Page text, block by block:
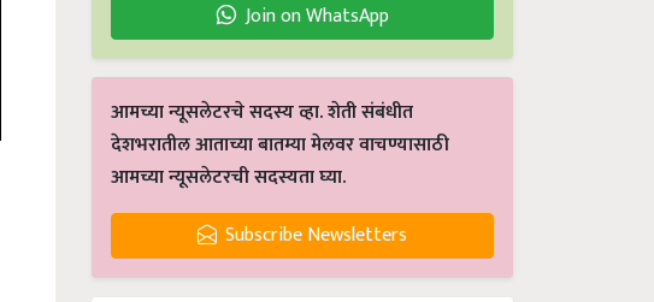
Join on WhatsApp
आमच्या न्यूसलेटरचे सदस्य व्हा. शेती संबंधीत
देशभरातील आताच्या बातम्या मेलवर वाचण्यासाठी
आमच्या न्यूसलेटरची सदस्यता घ्या.
Subscribe Newsletters